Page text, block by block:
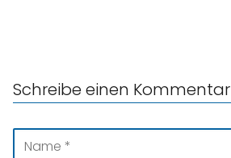
Schreibe einen Kommentar